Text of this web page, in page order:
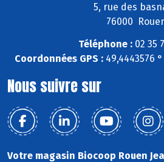
5, rue des
76000
Téléphone :02 35
Coordonnées GPS : 49,4443576
Nous suivre sur
Votre magasin Biocoop Rouen